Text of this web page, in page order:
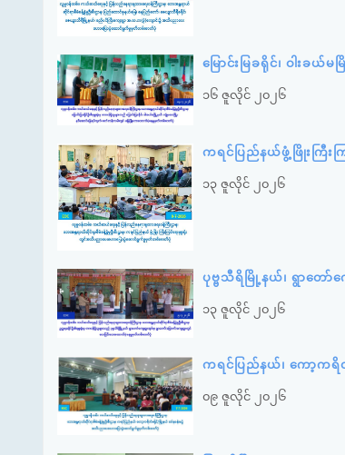
မြောင်းမြခရိုင်၊ ဝါး
၁၆ ဇူလိုင် ၂၀၂၆
ကရင်ပြည်နယ်ဖွံ့ဖြိုးကြီး
၁၃ ဇူလိုင် ၂၀၂၆
ပုဗ္ဗသီရိမြို့နယ်၊ ရွာတော်
၁၃ ဇူလိုင် ၂၀၂၆
ကရင်ပြည်နယ်၊ ကော့ကရိ
၀၉ ဇူလိုင် ၂၀၂၆